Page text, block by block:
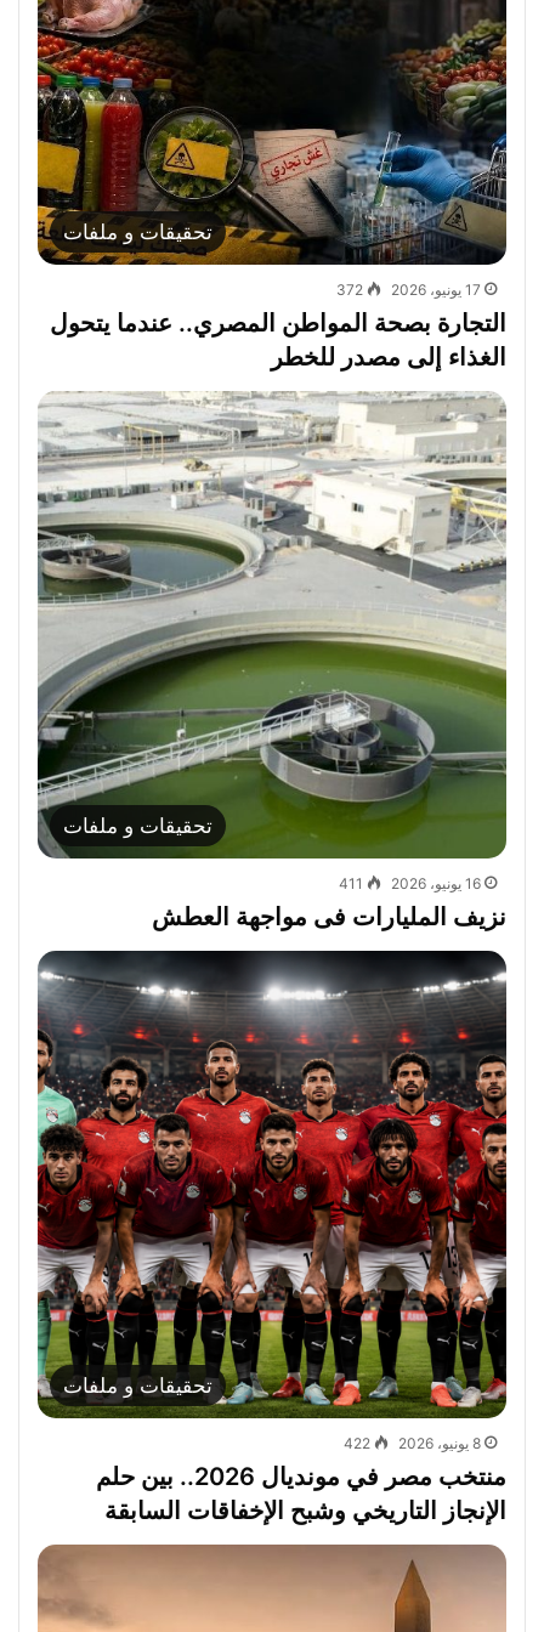
تحقيقات و ملفات
17 يونيو، 2026 372
التجارة بصحة المواطن المصري.. عندما يتحول
الغذاء إلى مصدر للخطر
تحقيقات و ملفات
16 يونيو، 2026 411
نزيف المليارات فى مواجهة العطش
تحقيقات و ملفات
8 يونيو، 2026 422
منتخب مصر في مونديال 2026.. بين حلم
الإنجاز التاريخي وشبح الإخفاقات السابقة